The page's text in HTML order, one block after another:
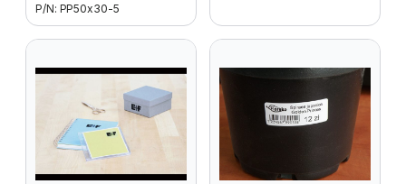
P/N: PP50x30-5